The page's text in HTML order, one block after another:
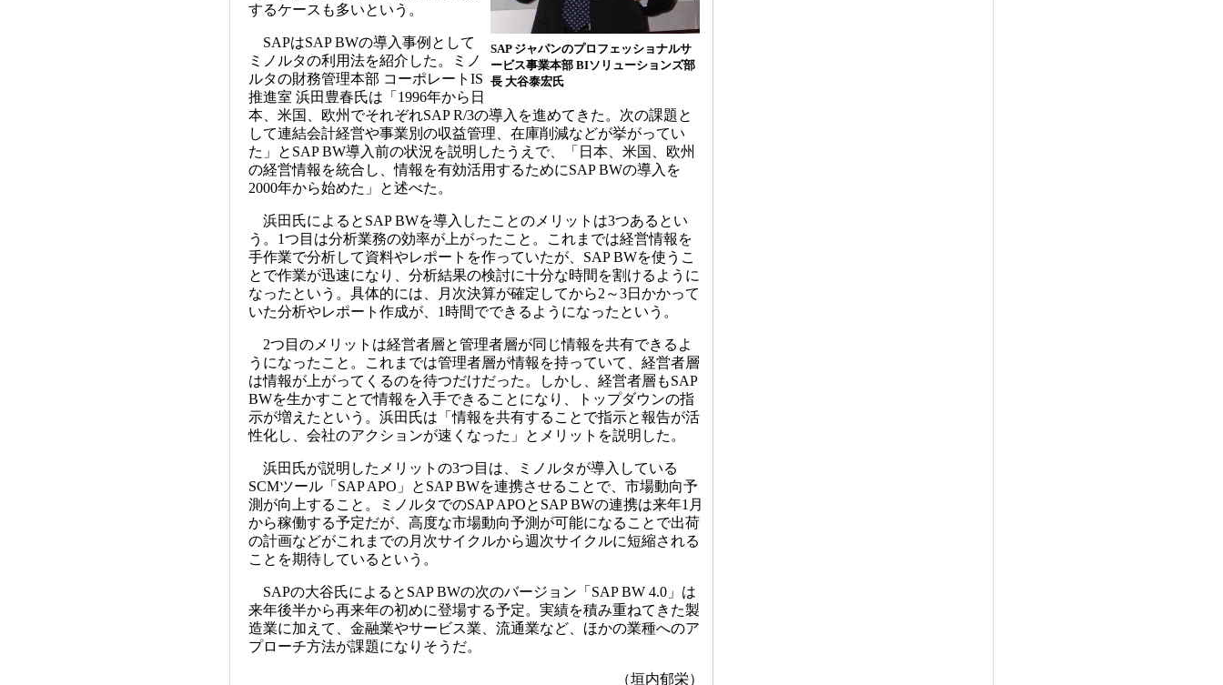
SAP ジャパンのプロフェッショナルサ
ービス事業本部 BIソリューションズ部
長 大谷泰宏氏
するケースも多いという。
SAPはSAP BWの導入事例として
ミノルタの利用法を紹介した。ミノ
ルタの財務管理本部 コーポレートIS
推進室 浜田豊春氏は「1996年から日
本、米国、欧州でそれぞれSAP R/3の導入を進めてきた。次の課題と
して連結会計経営や事業別の収益管理、在庫削減などが挙がってい
た」とSAP BW導入前の状況を説明したうえで、「日本、米国、欧州
の経営情報を統合し、情報を有効活用するためにSAP BWの導入を
2000年から始めた」と述べた。
浜田氏によるとSAP BWを導入したことのメリットは3つあるとい
う。1つ目は分析業務の効率が上がったこと。これまでは経営情報を
手作業で分析して資料やレポートを作っていたが、SAP BWを使うこ
とで作業が迅速になり、分析結果の検討に十分な時間を割けるように
なったという。具体的には、月次決算が確定してから2～3日かかって
いた分析やレポート作成が、1時間でできるようになったという。
2つ目のメリットは経営者層と管理者層が同じ情報を共有できるよ
うになったこと。これまでは管理者層が情報を持っていて、経営者層
は情報が上がってくるのを待つだけだった。しかし、経営者層もSAP
BWを生かすことで情報を入手できることになり、トップダウンの指
示が増えたという。浜田氏は「情報を共有することで指示と報告が活
性化し、会社のアクションが速くなった」とメリットを説明した。
浜田氏が説明したメリットの3つ目は、ミノルタが導入している
SCMツール「SAP APO」とSAP BWを連携させることで、市場動向予
測が向上すること。ミノルタでのSAP APOとSAP BWの連携は来年1月
から稼働する予定だが、高度な市場動向予測が可能になることで出荷
の計画などがこれまでの月次サイクルから週次サイクルに短縮される
ことを期待しているという。
SAPの大谷氏によるとSAP BWの次のバージョン「SAP BW 4.0」は
来年後半から再来年の初めに登場する予定。実績を積み重ねてきた製
造業に加えて、金融業やサービス業、流通業など、ほかの業種へのア
プローチ方法が課題になりそうだ。
（垣内郁栄）